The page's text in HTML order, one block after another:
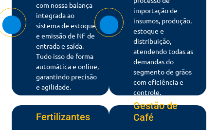
com nossa balança
integrada ao
sistema de estoque
e emissão de NF de
entrada e saída.
Tudo isso de forma
automática e online,
garantindo precisão
e agilidade.
importação de
insumos, produção,
estoque e
distribuição,
atendendo todas as
demandas do
segmento de grãos
com eficiência e
controle.
Fertilizantes
Gestão de
Café